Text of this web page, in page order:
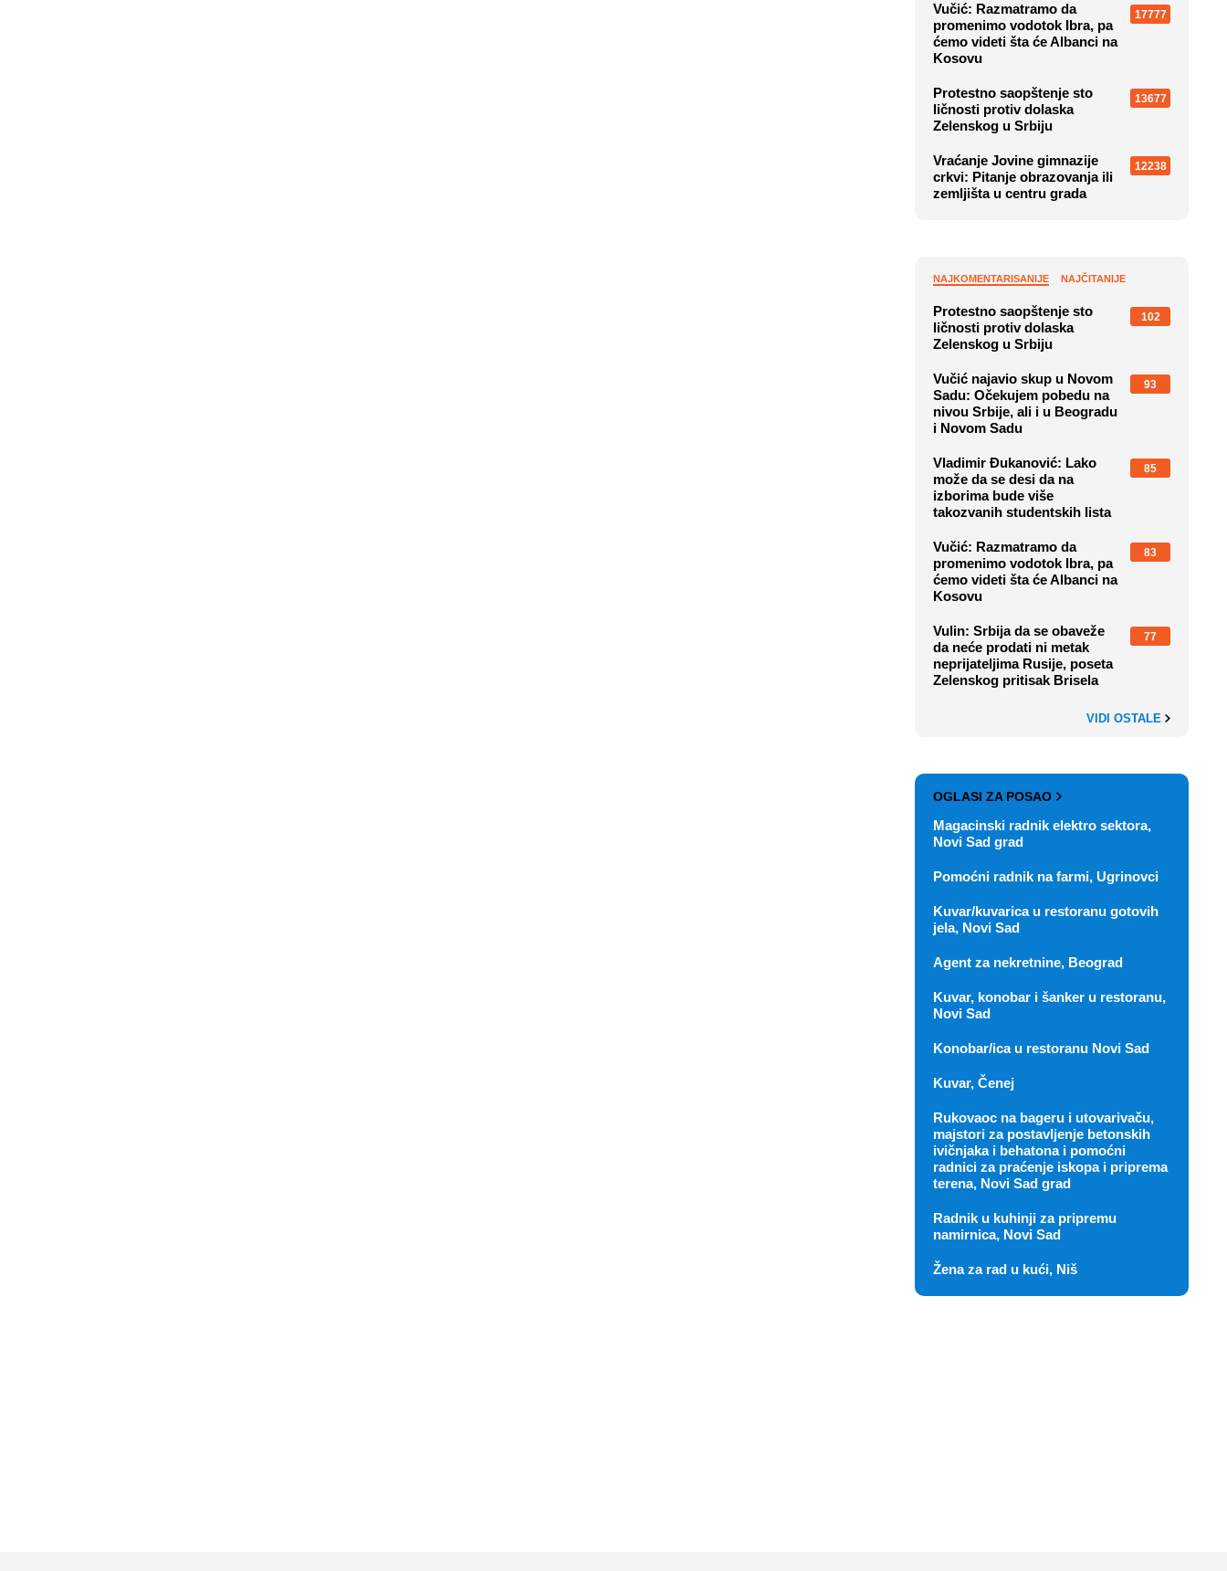
Vučić: Razmatramo da
promenimo vodotok Ibra, pa
ćemo videti šta će Albanci na
Kosovu
17777
Protestno saopštenje sto
ličnosti protiv dolaska
Zelenskog u Srbiju
13677
Vraćanje Jovine gimnazije
crkvi: Pitanje obrazovanja ili
zemljišta u centru grada
12238
NAJKOMENTARISANIJE NAJČITANIJE
Protestno saopštenje sto
ličnosti protiv dolaska
Zelenskog u Srbiju
102
Vučić najavio skup u Novom
Sadu: Očekujem pobedu na
nivou Srbije, ali i u Beogradu
i Novom Sadu
93
Vladimir Đukanović: Lako
može da se desi da na
izborima bude više
takozvanih studentskih lista
85
Vučić: Razmatramo da
promenimo vodotok Ibra, pa
ćemo videti šta će Albanci na
Kosovu
83
Vulin: Srbija da se obaveže
da neće prodati ni metak
neprijateljima Rusije, poseta
Zelenskog pritisak Brisela
77
VIDI OSTALE
OGLASI ZA POSAO
Magacinski radnik elektro sektora,
Novi Sad grad
Pomoćni radnik na farmi, Ugrinovci
Kuvar/kuvarica u restoranu gotovih
jela, Novi Sad
Agent za nekretnine, Beograd
Kuvar, konobar i šanker u restoranu,
Novi Sad
Konobar/ica u restoranu Novi Sad
Kuvar, Čenej
Rukovaoc na bageru i utovarivaču,
majstori za postavljenje betonskih
ivičnjaka i behatona i pomoćni
radnici za praćenje iskopa i priprema
terena, Novi Sad grad
Radnik u kuhinji za pripremu
namirnica, Novi Sad
Žena za rad u kući, Niš